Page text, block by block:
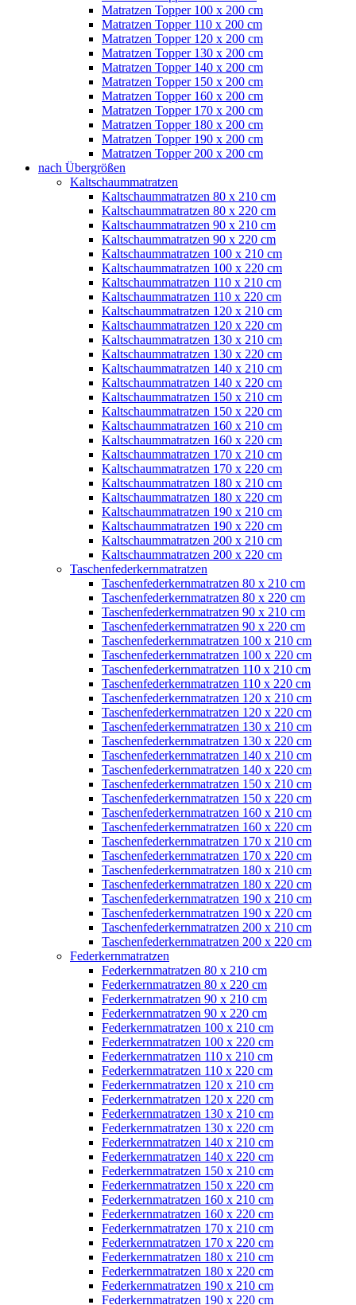
Matratzen Topper 100 x 200 cm
Matratzen Topper 110 x 200 cm
Matratzen Topper 120 x 200 cm
Matratzen Topper 130 x 200 cm
Matratzen Topper 140 x 200 cm
Matratzen Topper 150 x 200 cm
Matratzen Topper 160 x 200 cm
Matratzen Topper 170 x 200 cm
Matratzen Topper 180 x 200 cm
Matratzen Topper 190 x 200 cm
Matratzen Topper 200 x 200 cm
nach Übergrößen
Kaltschaummatratzen
Kaltschaummatratzen 80 x 210 cm
Kaltschaummatratzen 80 x 220 cm
Kaltschaummatratzen 90 x 210 cm
Kaltschaummatratzen 90 x 220 cm
Kaltschaummatratzen 100 x 210 cm
Kaltschaummatratzen 100 x 220 cm
Kaltschaummatratzen 110 x 210 cm
Kaltschaummatratzen 110 x 220 cm
Kaltschaummatratzen 120 x 210 cm
Kaltschaummatratzen 120 x 220 cm
Kaltschaummatratzen 130 x 210 cm
Kaltschaummatratzen 130 x 220 cm
Kaltschaummatratzen 140 x 210 cm
Kaltschaummatratzen 140 x 220 cm
Kaltschaummatratzen 150 x 210 cm
Kaltschaummatratzen 150 x 220 cm
Kaltschaummatratzen 160 x 210 cm
Kaltschaummatratzen 160 x 220 cm
Kaltschaummatratzen 170 x 210 cm
Kaltschaummatratzen 170 x 220 cm
Kaltschaummatratzen 180 x 210 cm
Kaltschaummatratzen 180 x 220 cm
Kaltschaummatratzen 190 x 210 cm
Kaltschaummatratzen 190 x 220 cm
Kaltschaummatratzen 200 x 210 cm
Kaltschaummatratzen 200 x 220 cm
Taschenfederkernmatratzen
Taschenfederkernmatratzen 80 x 210 cm
Taschenfederkernmatratzen 80 x 220 cm
Taschenfederkernmatratzen 90 x 210 cm
Taschenfederkernmatratzen 90 x 220 cm
Taschenfederkernmatratzen 100 x 210 cm
Taschenfederkernmatratzen 100 x 220 cm
Taschenfederkernmatratzen 110 x 210 cm
Taschenfederkernmatratzen 110 x 220 cm
Taschenfederkernmatratzen 120 x 210 cm
Taschenfederkernmatratzen 120 x 220 cm
Taschenfederkernmatratzen 130 x 210 cm
Taschenfederkernmatratzen 130 x 220 cm
Taschenfederkernmatratzen 140 x 210 cm
Taschenfederkernmatratzen 140 x 220 cm
Taschenfederkernmatratzen 150 x 210 cm
Taschenfederkernmatratzen 150 x 220 cm
Taschenfederkernmatratzen 160 x 210 cm
Taschenfederkernmatratzen 160 x 220 cm
Taschenfederkernmatratzen 170 x 210 cm
Taschenfederkernmatratzen 170 x 220 cm
Taschenfederkernmatratzen 180 x 210 cm
Taschenfederkernmatratzen 180 x 220 cm
Taschenfederkernmatratzen 190 x 210 cm
Taschenfederkernmatratzen 190 x 220 cm
Taschenfederkernmatratzen 200 x 210 cm
Taschenfederkernmatratzen 200 x 220 cm
Federkernmatratzen
Federkernmatratzen 80 x 210 cm
Federkernmatratzen 80 x 220 cm
Federkernmatratzen 90 x 210 cm
Federkernmatratzen 90 x 220 cm
Federkernmatratzen 100 x 210 cm
Federkernmatratzen 100 x 220 cm
Federkernmatratzen 110 x 210 cm
Federkernmatratzen 110 x 220 cm
Federkernmatratzen 120 x 210 cm
Federkernmatratzen 120 x 220 cm
Federkernmatratzen 130 x 210 cm
Federkernmatratzen 130 x 220 cm
Federkernmatratzen 140 x 210 cm
Federkernmatratzen 140 x 220 cm
Federkernmatratzen 150 x 210 cm
Federkernmatratzen 150 x 220 cm
Federkernmatratzen 160 x 210 cm
Federkernmatratzen 160 x 220 cm
Federkernmatratzen 170 x 210 cm
Federkernmatratzen 170 x 220 cm
Federkernmatratzen 180 x 210 cm
Federkernmatratzen 180 x 220 cm
Federkernmatratzen 190 x 210 cm
Federkernmatratzen 190 x 220 cm